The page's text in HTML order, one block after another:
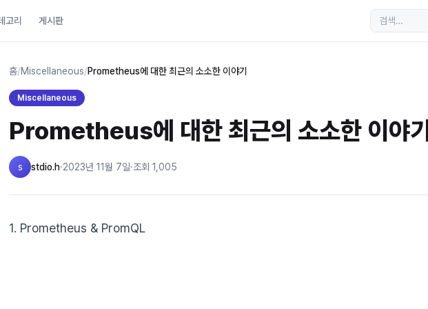
고리 게시판
홈/Miscellaneous/Prometheus에 대한 최근의 소소한 이야기
Miscellaneous
Prometheus에 대한 최근의 소소한 이야기
s stdio.h·2023년 11월 7일·조회 1,005
1. Prometheus & PromQL